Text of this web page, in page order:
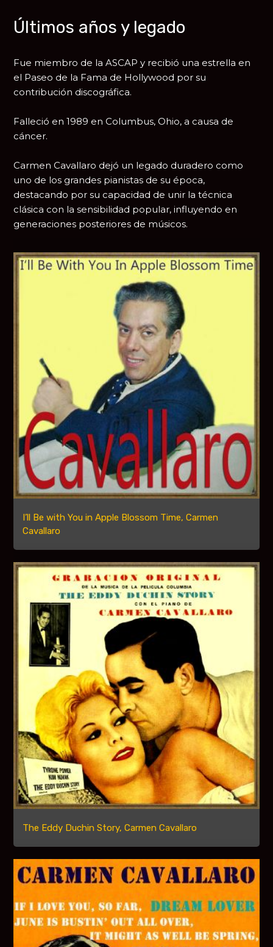
Últimos años y legado
Fue miembro de laASCAP y recibió una estrella en
el Paseo de la Fama de Hollywood por su
contribución discográfica.
Falleció en 1989 en Columbus, Ohio, a causa de
cáncer.
Carmen Cavallaro dejó un legado duradero como
uno de los grandes pianistas de su época,
destacando por su capacidad de unir la técnica
clásica con la sensibilidad popular, influyendo en
generaciones posteriores de músicos.
I’ll Be with You in Apple Blossom Time, Carmen
Cavallaro
The Eddy Duchin Story, Carmen Cavallaro